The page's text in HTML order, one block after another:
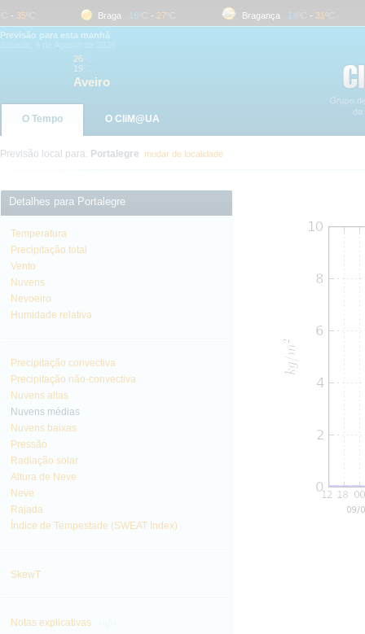
35 ºC Braga 18 ºC- 27 ºC Bragança 14 ºC- 31 ºC
Previsão para esta manhã
26
19
Aveiro
O Tempo O CliM@UA
Previsão local para: Portalegre mudar de localidade
Detalhes para Portalegre
Temperatura
Precipitação total
Vento
Nuvens
Nevoeiro
Humidade relativa
Precipitação convectiva
Precipitação não-convectiva
Nuvens altas
Nuvens médias
Nuvens baixas
Pressão
Radiação solar
Altura de Neve
Neve
Rajada
Índice de Tempestade (SWEAT Index)
SkewT
Notas explicativas